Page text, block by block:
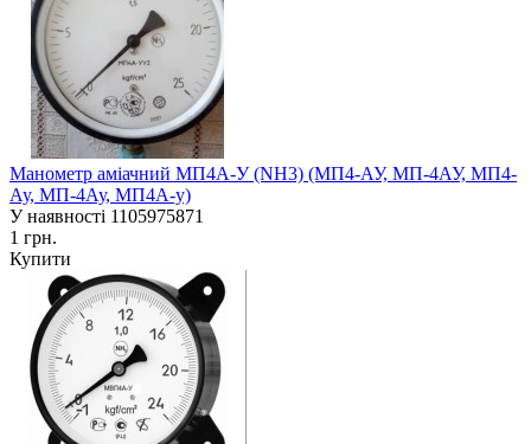
Манометр аміачний МП4А-У (NH3) (МП4-АУ, МП-4АУ, МП4-
Ау, МП-4Ау, МП4А-у)
У наявності 1105975871
1 грн.
Купити